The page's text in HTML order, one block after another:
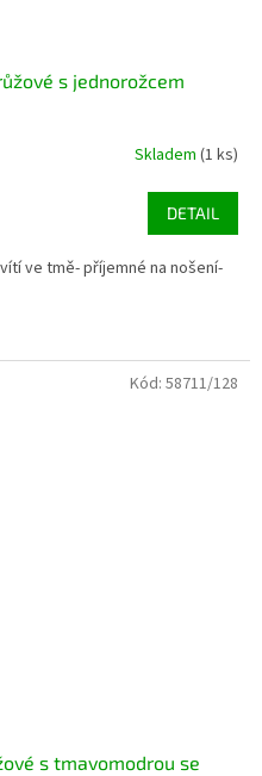
s jednorožcem
Skladem (1 ks)
DETAIL
ve tmě- příjemné na nošení-
s tmavomodrou se
Kód: 58711/128